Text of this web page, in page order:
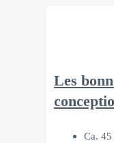
Les
Ca.